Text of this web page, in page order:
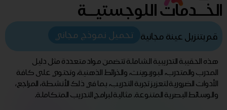
الخــدمات اللوجستيــة
قم بتنزيل عينة مجانية تحميل نموذج مجاني
هذه الحقيبة التدريبية الشاملة تتضمن مواد متعددة مثل دليل
المدرب والمتدرب، البوربوينت، والخرائط الذهنية، وتحتوي على كافة
الأدوات الضرورية لتعزيز تجربة التدريب، بما في ذلك الأنشطة، المراجع،
والوسائط البصرية المتنوعة. مثالية لبرامج التدريب المتكاملة.